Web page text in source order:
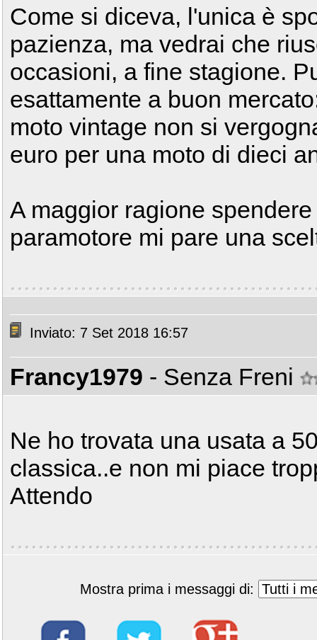
Come si diceva, l'unica è
pazienza, ma vedrai che
occasioni, a fine stagione.
esattamente a buon
moto vintage non si
euro per una moto di dieci
A maggior ragione
paramotore mi pare una
Inviato: 7 Set 2018 16:57
Francy1979 - Senza Freni
Ne ho trovata una usata a
classica..e non mi piace
Attendo
Mostra prima i messaggi di: